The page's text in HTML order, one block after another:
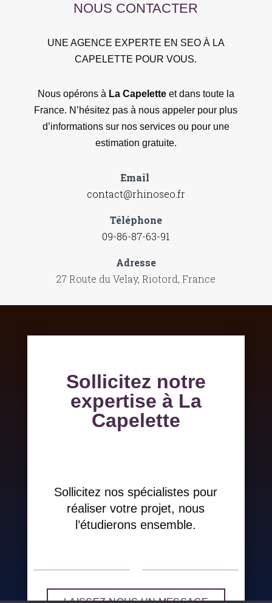
NOUS CONTACTER
UNE AGENCE EXPERTE EN SEO À LA
CAPELETTE POUR VOUS.
Nous opérons à La Capeletteet dans toute la
France. N’hésitez pas à nous appeler pour plus
d’informations sur nos services ou pour une
estimation gratuite.
Email
contact@rhinoseo.fr
Téléphone
09-86-87-63-91
Adresse
27 Route du Velay, Riotord, France
Sollicitez notre
expertise à La
Capelette
Sollicitez nos spécialistes pour
réaliser votre projet, nous
l’étudierons ensemble.